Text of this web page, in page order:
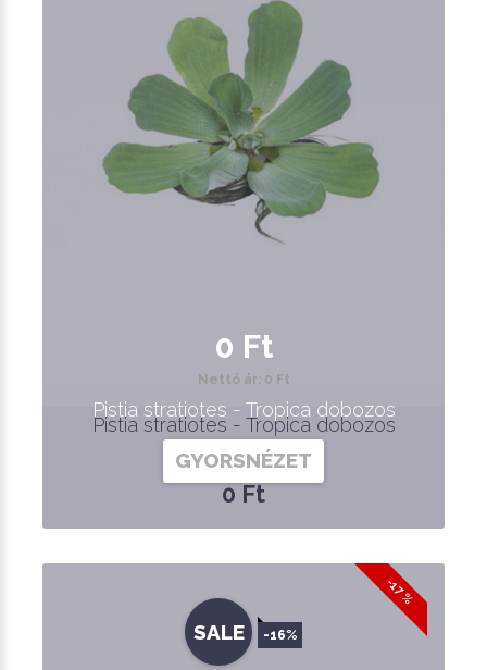
Pistia stratiotes - Tropica dobozos
0 Ft
0 Ft
Nettó ár: 0 Ft
Pistia stratiotes - Tropica dobozos
GYORSNÉZET
-17 %
SALE -16%